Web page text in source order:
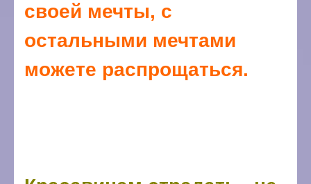
своей мечты, с
остальными мечтами
можете распрощаться.